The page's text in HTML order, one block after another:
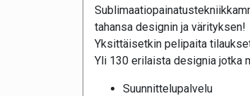
tahansa designin ja värityksen!
Yksittäisetkin pelipaita
Yli 130 erilaista designia jotka
Suunnittelupalvelu